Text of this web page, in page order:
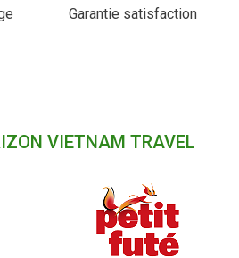
Garantie satisfaction
VIETNAM TRAVEL